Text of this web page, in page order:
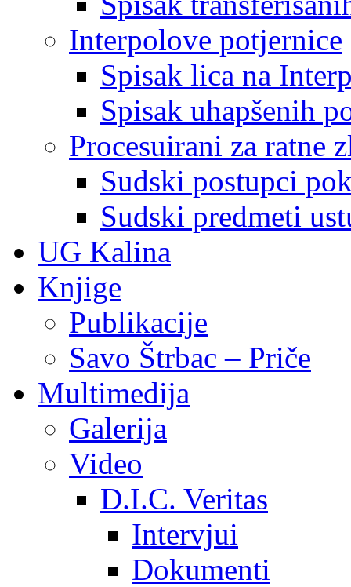
Interpolove potjernice
Spisak lica na
Spisak uhapšenih
Procesuirani za ratne
Sudski postupci
Sudski predmeti
UG Kalina
Knjige
Publikacije
Savo Štrbac – Priče
Multimedija
Galerija
Video
D.I.C. Veritas
Intervjui
Dokumenti